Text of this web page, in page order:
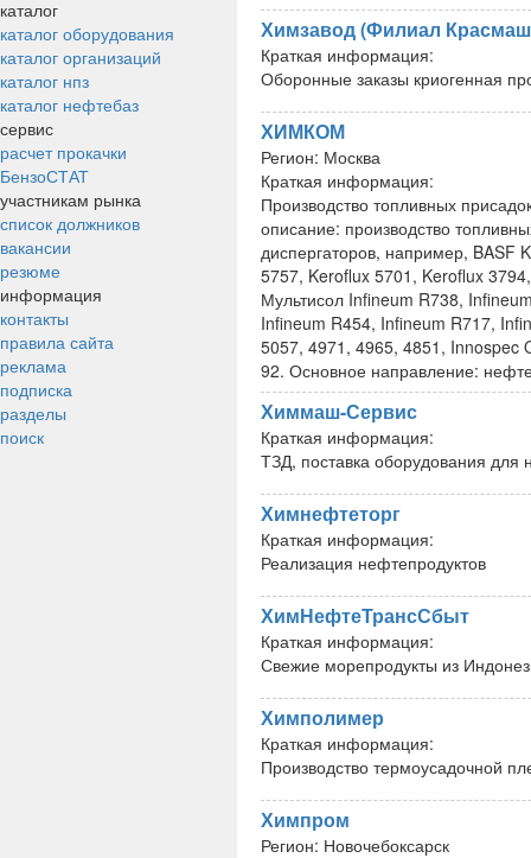
каталог
каталог оборудования
каталог организаций
каталог нпз
каталог нефтебаз
сервис
расчет прокачки
БензоСТАТ
участникам рынка
список должников
вакансии
резюме
информация
контакты
правила сайта
реклама
подписка
разделы
поиск
Химзавод (Филиал
Краткая информация:
Оборонные заказы криогенная
ХИМКОМ
Регион: Москва
Краткая информация:
Производство топливных
описание: производство
диспергаторов, например, BASF
5757, Keroflux 5701, Keroflux
Мультисол Infineum R738,
Infineum R454, Infineum R717,
5057, 4971, 4965, 4851, Innospec
92. Основное направление:
Химмаш-Сервис
Краткая информация:
ТЗД, поставка оборудования
Химнефтеторг
Краткая информация:
Реализация нефтепродуктов
ХимНефтеТрансСбыт
Краткая информация:
Свежие морепродукты из
Химполимер
Краткая информация:
Производство термоусадочной
Химпром
Регион: Новочебоксарск